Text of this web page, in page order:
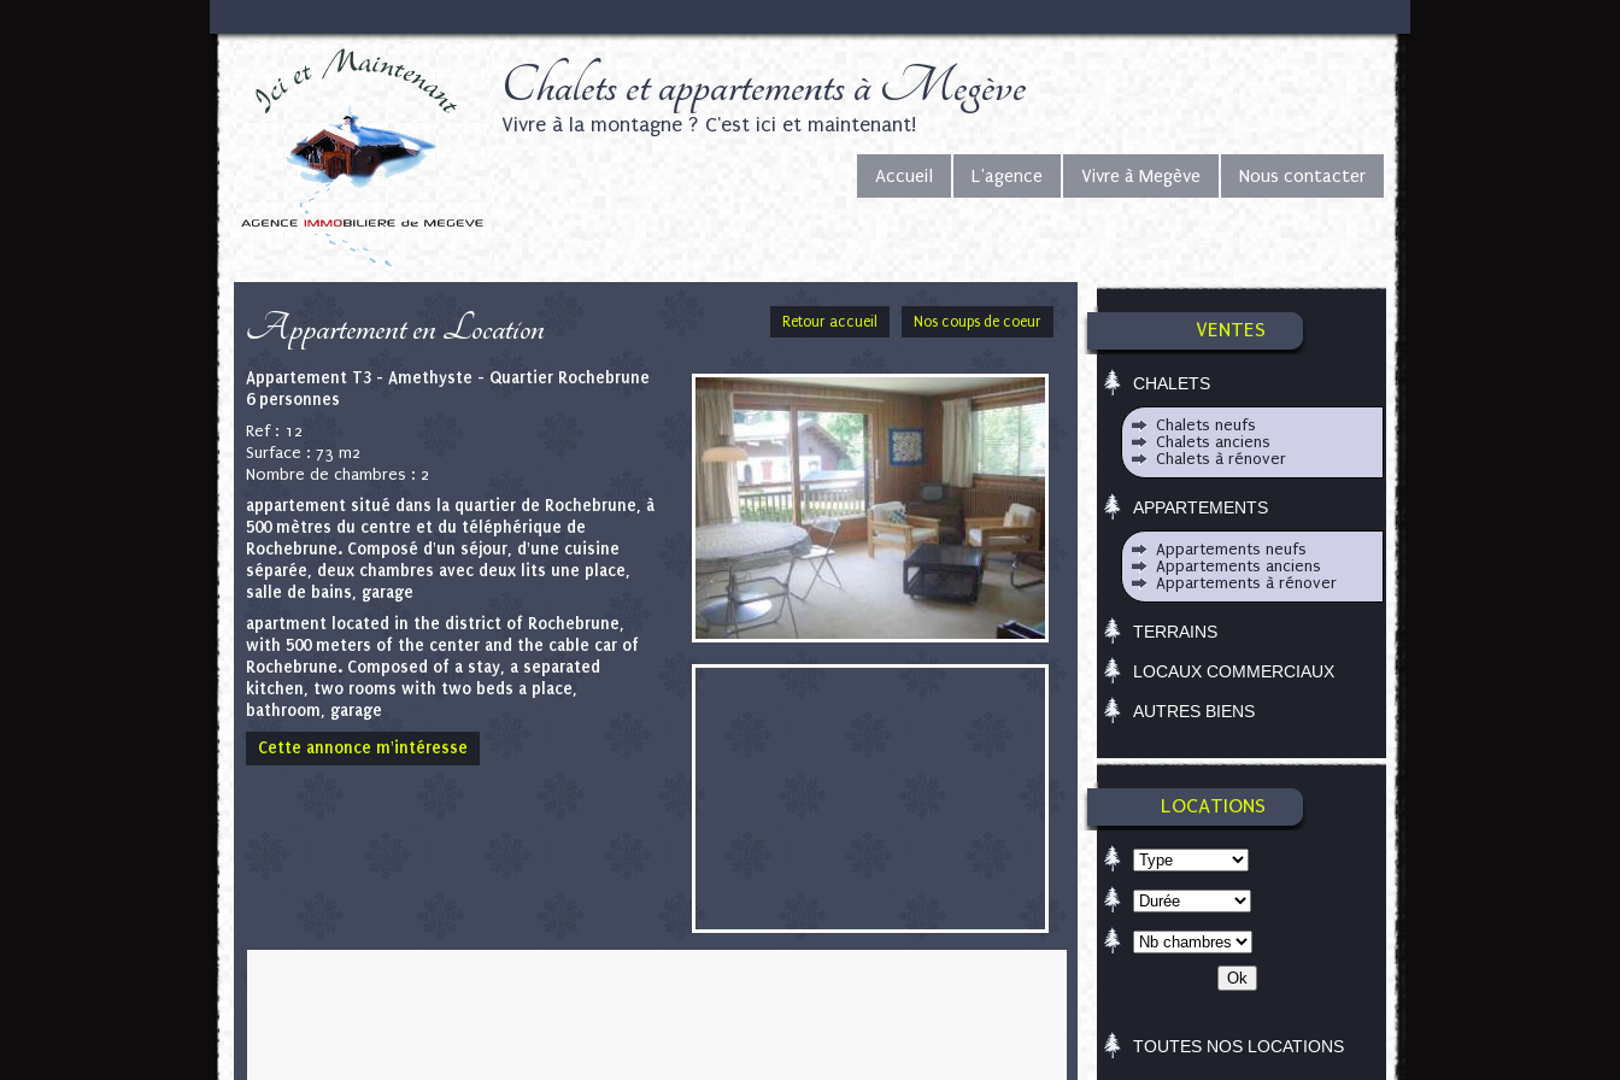
Chalets et appartements à Megève
Vivre à la montagne ? C'est ici et maintenant!
Accueil L'agence Vivre à Megève Nous contacter
Appartement en Location Retour accueil Nos coups de coeur
Appartement T3 - Amethyste - Quartier Rochebrune
6 personnes
Ref : 12
Surface : 73 m2
Nombre de chambres : 2
appartement situé dans la quartier de Rochebrune, à
500 mètres du centre et du téléphérique de
Rochebrune. Composé d'un séjour, d'une cuisine
séparée, deux chambres avec deux lits une place,
salle de bains, garage
apartment located in the district of Rochebrune,
with 500 meters of the center and the cable car of
Rochebrune. Composed of a stay, a separated
kitchen, two rooms with two beds a place,
bathroom, garage
Cette annonce m'intéresse
VENTES
CHALETS
Chalets neufs
Chalets anciens
Chalets à rénover
APPARTEMENTS
Appartements neufs
Appartements anciens
Appartements à rénover
TERRAINS
LOCAUX COMMERCIAUX
AUTRES BIENS
LOCATIONS
TOUTES NOS LOCATIONS